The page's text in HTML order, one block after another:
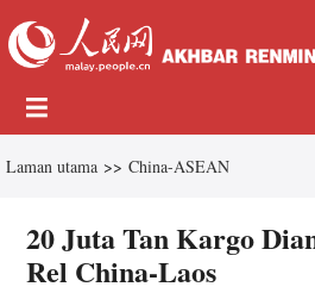
Laman utama >> China-ASEAN
20 Juta Tan Kargo
Rel China-Laos